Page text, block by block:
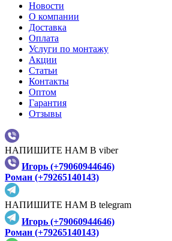
Новости
О компании
Доставка
Оплата
Услуги по монтажу
Акции
Статьи
Контакты
Оптом
Гарантия
Отзывы
НАПИШИТЕ НАМ В viber
Игорь (+79060944646)
Роман (+79265140143)
НАПИШИТЕ НАМ В telegram
Игорь (+79060944646)
Роман (+79265140143)